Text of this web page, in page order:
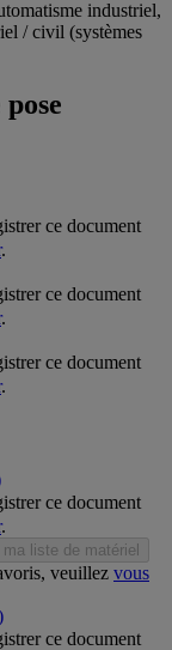
industriel,
/ civil (systèmes
ce document
.
ce document
.
ce document
.
ce document
.
ma liste de matériel
veuillez vous
ce document